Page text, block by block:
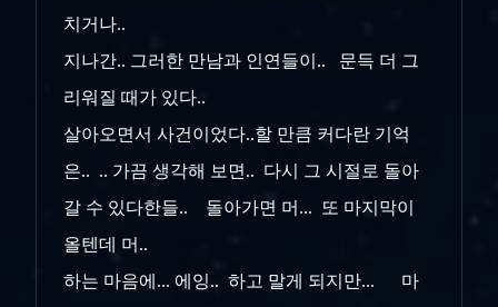
치거나..
지나간.. 그러한 만남과 인연들이.. 문득 더 그
리워질 때가 있다..
살아오면서 사건이었다..할 만큼 커다란 기억
은.. .. 가끔 생각해 보면.. 다시 그 시절로 돌아
갈 수 있다한들.. 돌아가면 머... 또 마지막이
올텐데 머..
하는 마음에... 에잉.. 하고 말게 되지만... 마